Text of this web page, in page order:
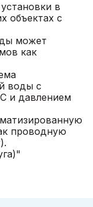
в
объектах с
может
как
воды с
и давлением
проводную